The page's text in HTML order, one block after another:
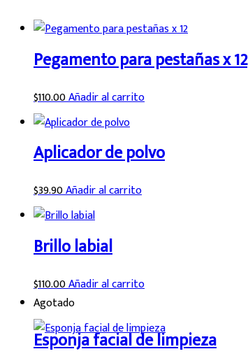
Pegamento para pestañas x 12
$110.00Añadir al carrito
Aplicador de polvo
$39.90Añadir al carrito
Brillo labial
$110.00Añadir al carrito
Agotado
Esponja facial de limpieza